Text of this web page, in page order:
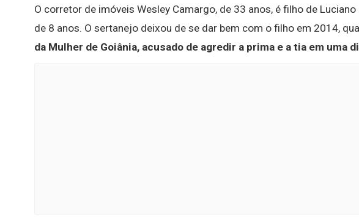
O corretor de imóveis Wesley Camargo, de 33 anos, é filho de
de 8 anos. O sertanejo deixou de se dar bem com o filho em 2014,
da Mulher de Goiânia, acusado de agredir a prima e a tia em uma